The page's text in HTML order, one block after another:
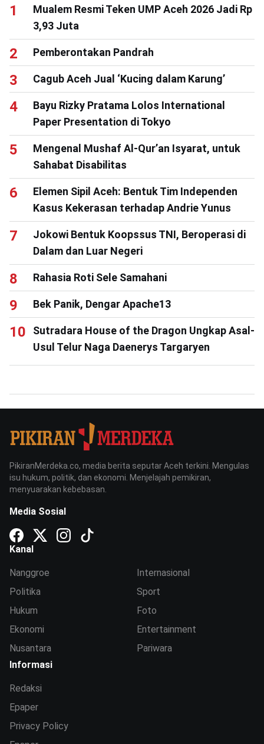
Mualem Resmi Teken UMP Aceh 2026 Jadi Rp
3,93 Juta
Pemberontakan Pandrah
Cagub Aceh Jual ‘Kucing dalam Karung’
Bayu Rizky Pratama Lolos International
Paper Presentation di Tokyo
Mengenal Mushaf Al-Qur’an Isyarat, untuk
Sahabat Disabilitas
Elemen Sipil Aceh: Bentuk Tim Independen
Kasus Kekerasan terhadap Andrie Yunus
Jokowi Bentuk Koopssus TNI, Beroperasi di
Dalam dan Luar Negeri
Rahasia Roti Sele Samahani
Bek Panik, Dengar Apache13
Sutradara House of the Dragon Ungkap Asal-
Usul Telur Naga Daenerys Targaryen
PikiranMerdeka.co, media berita seputar Aceh terkini. Mengulas
isu hukum, politik, dan ekonomi. Menjelajah pemikiran,
menyuarakan kebebasan.
Media Sosial
Kanal
Nanggroe
Politika
Hukum
Ekonomi
Nusantara
Internasional
Sport
Foto
Entertainment
Pariwara
Informasi
Redaksi
Epaper
Privacy Policy